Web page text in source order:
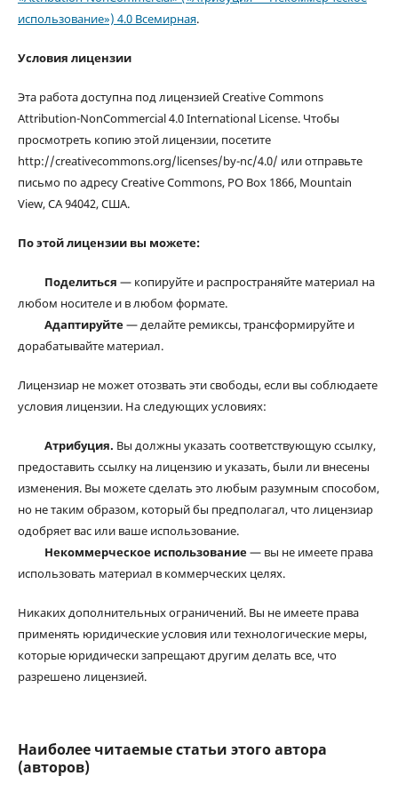
использование») 4.0 Всемирная.
Условия лицензии
Эта работа доступна под лицензией Creative Commons
Attribution-NonCommercial 4.0 International License. Чтобы
просмотреть копию этой лицензии, посетите
http://creativecommons.org/licenses/by-nc/4.0/ или отправьте
письмо по адресу Creative Commons, PO Box 1866, Mountain
View, CA 94042, США.
По этой лицензии вы можете:
Поделиться — копируйте и распространяйте материал на
любом носителе и в любом формате.
Адаптируйте— делайте ремиксы, трансформируйте и
дорабатывайте материал.
Лицензиар не может отозвать эти свободы, если вы соблюдаете
условия лицензии. На следующих условиях:
Атрибуция. Вы должны указать соответствующую ссылку,
предоставить ссылку на лицензию и указать, были ли внесены
изменения. Вы можете сделать это любым разумным способом,
но не таким образом, который бы предполагал, что лицензиар
одобряет вас или ваше использование.
Некоммерческое использование— вы не имеете права
использовать материал в коммерческих целях.
Никаких дополнительных ограничений. Вы не имеете права
применять юридические условия или технологические меры,
которые юридически запрещают другим делать все, что
разрешено лицензией.
Наиболее читаемые статьи этого автора
(авторов)